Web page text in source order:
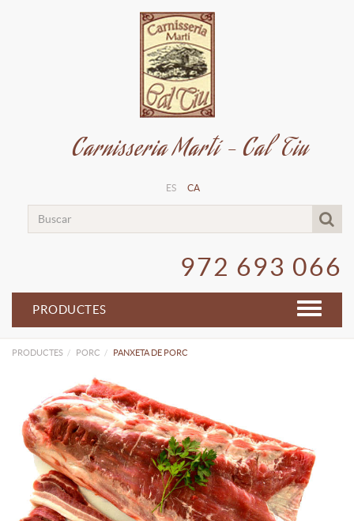
Carnisseria Martí - Cal Tiu
ES CA
972 693 066
PRODUCTES
PRODUCTES PORC PANXETA DE PORC